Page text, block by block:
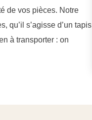
de vos pièces. Notre
qu’il s’agisse d’un tapis
à transporter : on